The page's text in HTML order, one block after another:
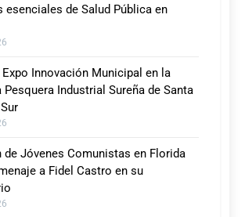
esenciales de Salud Pública en
Expo Innovación Municipal en la
Pesquera Industrial Sureña de Santa
de Jóvenes Comunistas en Florida
a Fidel Castro en su